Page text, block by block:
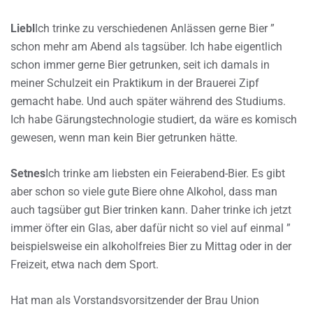
LieblIch trinke zu verschiedenen Anlässen gerne Bier ”
schon mehr am Abend als tagsüber. Ich habe eigentlich
schon immer gerne Bier getrunken, seit ich damals in
meiner Schulzeit ein Praktikum in der Brauerei Zipf
gemacht habe. Und auch später während des Studiums.
Ich habe Gärungstechnologie studiert, da wäre es komisch
gewesen, wenn man kein Bier getrunken hätte.
SetnesIch trinke am liebsten ein Feierabend-Bier. Es gibt
aber schon so viele gute Biere ohne Alkohol, dass man
auch tagsüber gut Bier trinken kann. Daher trinke ich jetzt
immer öfter ein Glas, aber dafür nicht so viel auf einmal ”
beispielsweise ein alkoholfreies Bier zu Mittag oder in der
Freizeit, etwa nach dem Sport.
Hat man als Vorstandsvorsitzender der Brau Union